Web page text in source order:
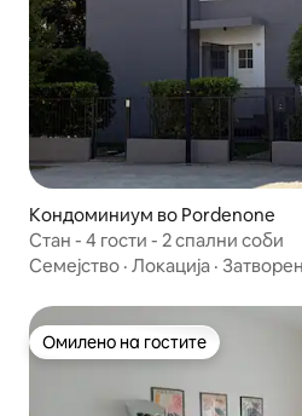
Кондоминиум во Pordenone
Стан - 4 гости - 2 спални соби
Семејство · Локација ·
Омилено на гостите
Омилено на гостите